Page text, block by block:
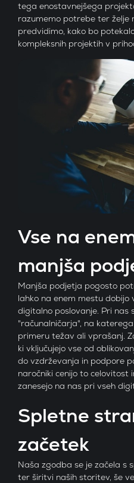
tega enostavnejšega
razumemo potrebe ter želje
predvidimo, kako bo
kompleksnih projektih v
Vse na
manjša
Manjša podjetja pogosto
lahko na enem mestu dobijo
digitalno poslovanje. Pri nas
"računalničarja", na
primeru težav ali vprašanj.
ki vključujejo vse od
do vzdrževanja in podpore
naročniki cenijo to celovitost
zanesejo na nas pri vseh
Spletne
začetek
Naša zgodba se je začela s
ter širitvi naših storitev, še